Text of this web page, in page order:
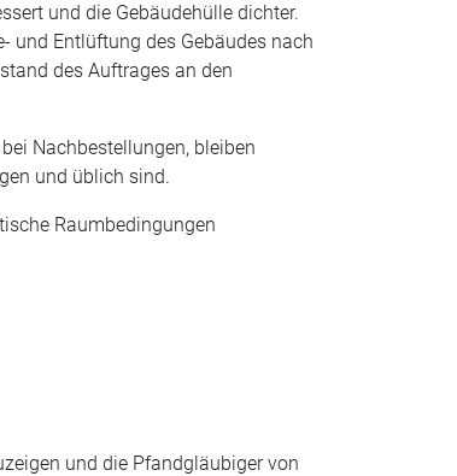
und die Gebäudehülle dichter.
und Entlüftung des Gebäudes nach
des Auftrages an den
Nach­bestellungen, bleiben
und üblich sind.
Raumbedingungen
und die Pfandgläubiger von